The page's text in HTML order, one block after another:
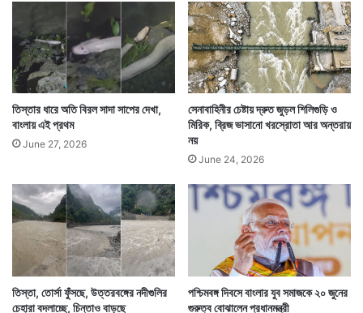
বরং ওই যুবককে একটি ফুলের তোড়া কিনে দেন তাঁরা। অবশেষে
ফুলের তোড়া হাঁটু মুড়ে হাতে তুলে দেন স্ত্রীর। সেই সঙ্গে শপথ
করেন কখনও আর চুরি করবেননা।
তিস্তার ধারে অতি বিরল সাদা সাপের দেখা,
বাংলায় এই প্রথম
June 27, 2026
সেনাবাহিনীর চেষ্টায় দ্রুত জুড়ল শিলিগুড়ি ও
মিরিক, ব্রিজ ভাসানো খরস্রোতা আর অন্তরায়
নয়
June 24, 2026
তিস্তা, তোর্সা ফুঁসছে, উত্তরবঙ্গের নদীগুলির
চেহারা বদলাচ্ছে, চিন্তাও বাড়ছে
পশ্চিমবঙ্গ দিবসে বাংলার যুব সমাজকে ২০ জুনের
গুরুত্ব বোঝালেন প্রধানমন্ত্রী